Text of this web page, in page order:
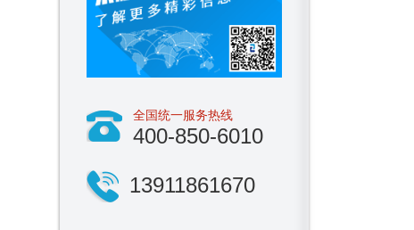
全国统一服务热线
400-850-6010
13911861670